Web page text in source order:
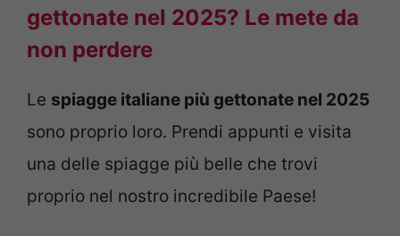
gettonate nel 2025? Le mete da
non perdere
Le spiagge italiane più gettonate nel 2025
sono proprio loro. Prendi appunti e visita
una delle spiagge più belle che trovi
proprio nel nostro incredibile Paese!